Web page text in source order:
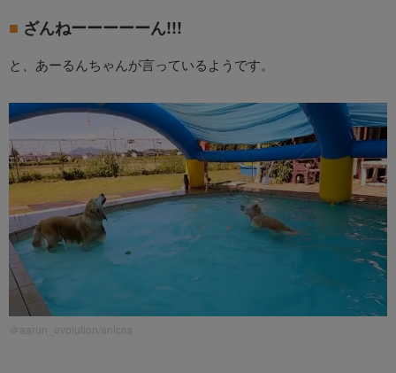
ざんねーーーーーん!!!
と、あーるんちゃんが言っているようです。
＠aarun_evolution/anicas